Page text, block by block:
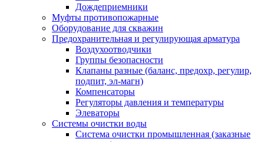
Дождеприемники
Муфты противопожарные
Оборудование для скважин
Предохранительная и регулирующая арматура
Воздухоотводчики
Группы безопасности
Клапаны разные (баланс, предохр, регулир,
подпит, эл-магн)
Компенсаторы
Регуляторы давления и температуры
Элеваторы
Системы очистки воды
Система очистки промышленная (заказные